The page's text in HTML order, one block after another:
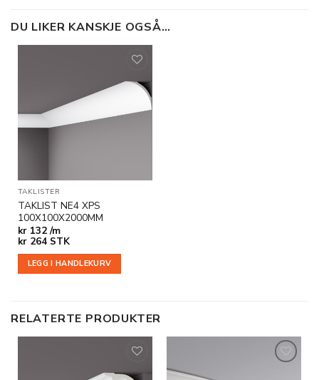
DU LIKER KANSKJE OGSÅ…
Legg til
ønskeliste
TAKLISTER
TAKLIST NE4 XPS
100X100X2000MM
kr132 /m
kr264 STK
LEGG I HANDLEKURV
RELATERTE PRODUKTER